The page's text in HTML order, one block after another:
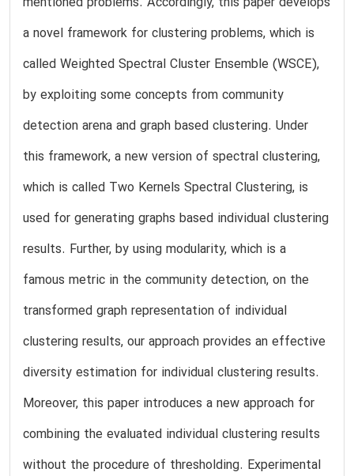
a novel framework for clustering problems, which is
called Weighted Spectral Cluster Ensemble (WSCE),
by exploiting some concepts from community
detection arena and graph based clustering. Under
this framework, a new version of spectral clustering,
which is called Two Kernels Spectral Clustering, is
used for generating graphs based individual clustering
results. Further, by using modularity, which is a
famous metric in the community detection, on the
transformed graph representation of individual
clustering results, our approach provides an effective
diversity estimation for individual clustering results.
Moreover, this paper introduces a new approach for
combining the evaluated individual clustering results
without the procedure of thresholding. Experimental